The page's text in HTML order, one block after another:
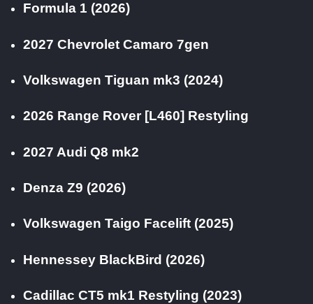
Formula 1 (2026)
2027 Chevrolet Camaro 7gen
Volkswagen Tiguan mk3 (2024)
2026 Range Rover [L460] Restyling
2027 Audi Q8 mk2
Denza Z9 (2026)
Volkswagen Taigo Facelift (2025)
Hennessey BlackBird (2026)
Cadillac CT5 mk1 Restyling (2023)